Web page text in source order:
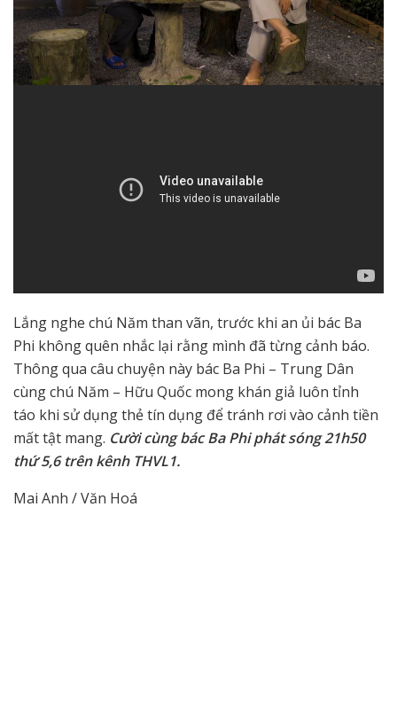
Lắng nghe chú Năm than vãn, trước khi an ủi bác Ba
Phi không quên nhắc lại rằng mình đã từng cảnh báo.
Thông qua câu chuyện này bác Ba Phi – Trung Dân
cùng chú Năm – Hữu Quốc mong khán giả luôn tỉnh
táo khi sử dụng thẻ tín dụng để tránh rơi vào cảnh tiền
mất tật mang. Cười cùng bác Ba Phi phát sóng 21h50
thứ 5,6 trên kênh THVL1.
Mai Anh / Văn Hoá